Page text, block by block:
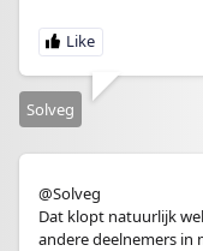
Solveg
@Solveg
Dat klopt natuurlijk
andere deelnemers in